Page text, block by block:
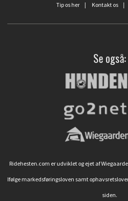
Tip os her | Kontakt os |
Se også:
Ridehesten.com er udviklet og ejet af
Ifølge markedsføringsloven samt
siden.